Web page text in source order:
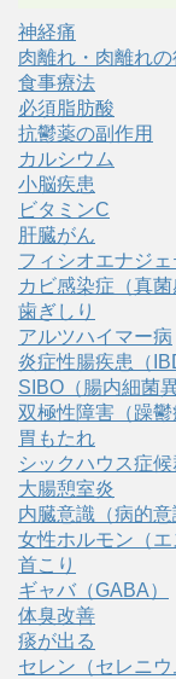
神経痛
肉離れ・肉離れ
食事療法
必須脂肪酸
抗鬱薬の副作用
カルシウム
小脳疾患
ビタミンC
肝臓がん
フィシオエナジ
カビ感染症（真菌
歯ぎしり
アルツハイマー病
炎症性腸疾患（
SIBO（腸内細菌
双極性障害（躁鬱
胃もたれ
シックハウス症
大腸憩室炎
内臓意識（病的意
女性ホルモン（エ
首こり
ギャバ（GABA）
体臭改善
痰が出る
セレン（セレニウ